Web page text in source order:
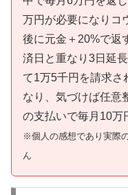
万円が必要になりコ
後に元金＋20%で返
済日と重なり3日延
て1万5千円を請求さ
なり、気づけば任意
の支払いで毎月10万
※個人の感想であり実際
ん